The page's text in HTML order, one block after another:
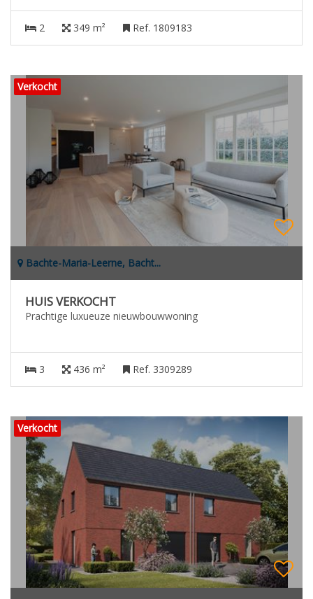
2 349 m² Ref. 1809183
Verkocht
Bachte-Maria-Leerne, Bacht...
HUIS VERKOCHT
Prachtige luxueuze nieuwbouwwoning
3 436 m² Ref. 3309289
Verkocht